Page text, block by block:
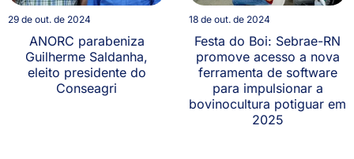
29 de out. de 2024
ANORC parabeniza
Guilherme Saldanha,
eleito presidente do
Conseagri
18 de out. de 2024
Festa do Boi: Sebrae-RN
promove acesso a nova
ferramenta de software
para impulsionar a
bovinocultura potiguar em
2025